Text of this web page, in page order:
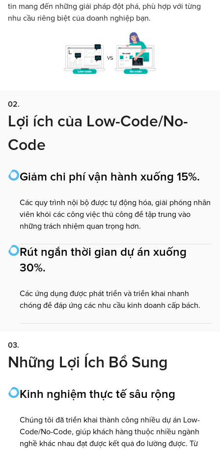
tin mang đến những giải pháp đột phá, phù hợp với từng
nhu cầu riêng biệt của doanh nghiệp bạn.
02.
Lợi ích của Low-Code/No-
Code
Giảm chi phí vận hành xuống 15%.
Các quy trình nội bộ được tự động hóa, giải phóng nhân
viên khỏi các công việc thủ công để tập trung vào
những trách nhiệm quan trọng hơn.
Rút ngắn thời gian dự án xuống
30%.
Các ứng dụng được phát triển và triển khai nhanh
chóng để đáp ứng các nhu cầu kinh doanh cấp bách.
03.
Những Lợi Ích Bổ Sung
Kinh nghiệm thực tế sâu rộng
Chúng tôi đã triển khai thành công nhiều dự án Low-
Code/No-Code, giúp khách hàng thuộc nhiều ngành
nghề khác nhau đạt được kết quả đo lường được. Từ